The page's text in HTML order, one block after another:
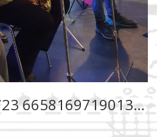
329237723 665816971901338 7354007486079974503 N